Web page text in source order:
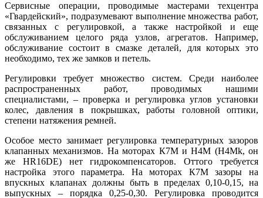
Сервисные операции, проводимые мастерами техцентра
«Гвардейский», подразумевают выполнение множества работ,
связанных с регулировкой, а также настройкой и еще
обслуживанием целого ряда узлов, агрегатов. Например,
обслуживание состоит в смазке деталей, для которых это
необходимо, тех же замков и петель.
Регулировки требует множество систем. Среди наиболее
распространенных работ, проводимых нашими
специалистами, – проверка и регулировка углов установки
колес, давления в покрышках, работы головной оптики,
степени натяжения ремней.
Особое место занимает регулировка температурных зазоров
клапанных механизмов. На моторах К7М и H4M (H4Mk, он
же HR16DE) нет гидрокомпенсаторов. Оттого требуется
настройка этого параметра. На моторах К7М зазоры на
впускных клапанах должны быть в пределах 0,10-0,15, на
выпускных – порядка 0,25-0,30. Регулировка проводится